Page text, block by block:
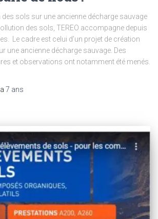
sols sur une ancienne décharge sauvage
des sols, TEREO accompagne depuis
Le cadre est celui d’un projet de création
une ancienne décharge sauvage. Des
et observations ont notamment été menés.
7 ans